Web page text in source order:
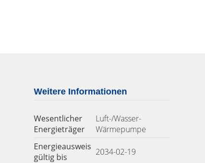
Weitere Informationen
Wesentlicher
Energieträger
Luft-/Wasser-
Wärmepumpe
Energieausweis
gültig bis
2034-02-19